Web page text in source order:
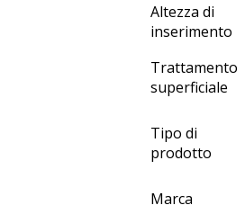
Altezza di
inserimento
Trattamento
superficiale
Tipo di
prodotto
Marca